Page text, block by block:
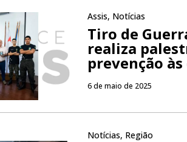
Assis, Notícias
Tiro de
realiza
prevenção
6 de maio de 2025
Notícias, Região